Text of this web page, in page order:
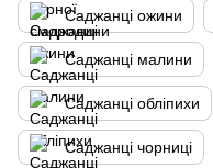
Саджанці ожини
Саджанці малини
Саджанці обліпихи
Саджанці чорниці